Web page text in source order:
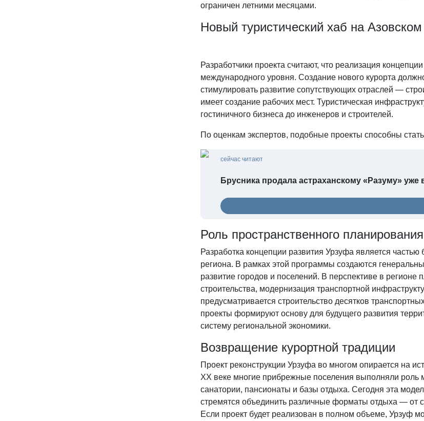
ограничен летними месяцами.
Новый туристический хаб на
Разработчики проекта считают, что реализация
международного уровня. Создание нового курорта
стимулировать развитие сопутствующих отраслей —
имеет создание рабочих мест. Туристическая
гостиничного бизнеса до инженеров и строителей.
По оценкам экспертов, подобные проекты способны
сейчас читают
Брусника продала астраханскому «Разуму» уже
Роль пространственного планирования
Разработка концепции развития Урзуфа является
региона. В рамках этой программы создаются
развитие городов и поселений. В перспективе в
строительства, модернизация транспортной
предусматривается строительство десятков
проекты формируют основу для будущего развития
систему региональной экономики.
Возвращение курортной традиции
Проект реконструкции Урзуфа во многом опирается на
XX веке многие прибрежные поселения выполняли роль
санатории, пансионаты и базы отдыха. Сегодня эта
стремятся объединить различные форматы отдыха — от
Если проект будет реализован в полном объеме, Урзуф